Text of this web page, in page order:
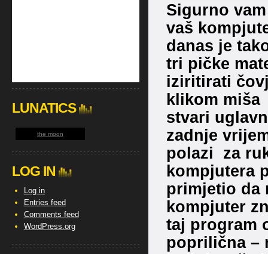
Sigurno
vaš
danas je
tri pičke
iziritirati
klikom miša
stvari
zadnje
polazi za
kompjutera
primjetio da
kompjuter
taj program
poprilična –
LUNATICS
the moon
LOG IN
Log in
Entries feed
Comments feed
WordPress.org